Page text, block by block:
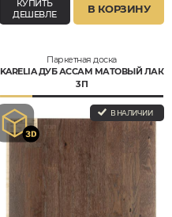
КУПИТЬ
ДЕШЕВЛЕ
В КОРЗИНУ
Паркетная доска
KARELIA ДУБ АССАМ МАТОВЫЙ ЛАК
3П
В НАЛИЧИИ